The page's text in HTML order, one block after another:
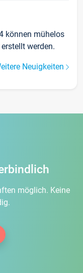
können mühelos
werden.
Neuigkeiten
möglich. Keine